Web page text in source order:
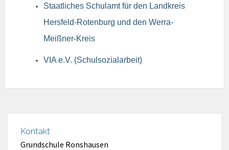
Kontakt
Grundschule Ronshausen
Staatliches Schulamt für den Landkreis
Hersfeld-Rotenburg und den Werra-
Meißner-Kreis
VIA e.V. (Schulsozialarbeit)